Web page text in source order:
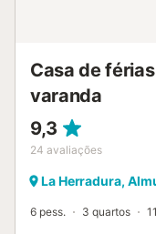
Casa de
varanda
9,3
24 avaliações
La Herradura,
6 pess. 3 quartos